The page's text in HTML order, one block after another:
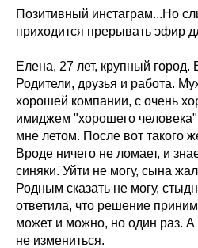
Позитивный инстаграм...Но
приходится прерывать эфир
Елена, 27 лет, крупный город.
Родители, друзья и работа.
хорошей компании, с очень
имиджем "хорошего
мне летом. После вот такого
Вроде ничего не ломает, и
синяки. Уйти не могу, сына
Родным сказать не могу,
ответила, что решение
может и можно, но один раз. А
не измениться.